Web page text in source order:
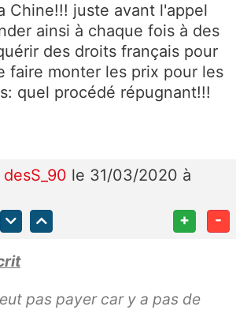
Chine!!! juste avant l'appel
ainsi à chaque fois à des
des droits français pour
faire monter les prix pour les
quel procédé répugnant!!!
desS_90 le 31/03/2020 à
+ -
pas payer car y a pas de